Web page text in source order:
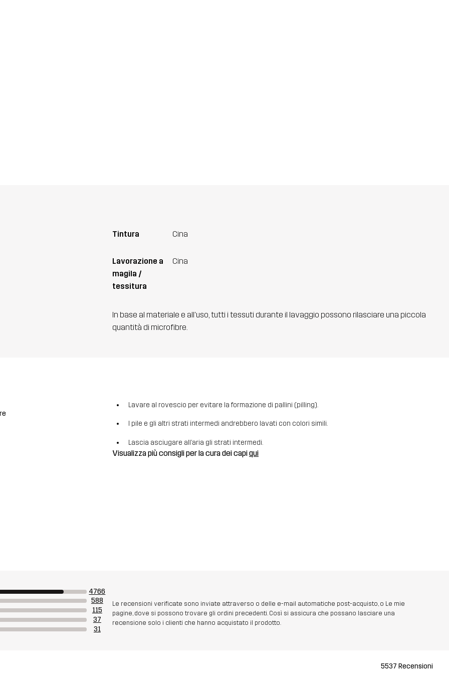
Tintura Cina
Lavorazione a
magila /
tessitura
Cina
In base al materiale e all'uso, tutti i tessuti durante il lavaggio possono rilasciare una piccola
quantità di microfibre.
Lavare al rovescio per evitare la formazione di pallini (pilling).
I pile e gli altri strati intermedi andrebbero lavati con colori simili.
Lascia asciugare all’aria gli strati intermedi.
Visualizza più consigli per la cura dei capiqui
4766
588
115
37
31
Le recensioni verificate sono inviate attraverso o delle e-mail automatiche post-acquisto, o Le mie
pagine, dove si possono trovare gli ordini precedenti. Così si assicura che possano lasciare una
recensione solo i clienti che hanno acquistato il prodotto.
5537 Recensioni